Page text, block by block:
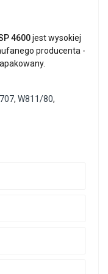
4600jest wysokiej
producenta -
, W811/80,